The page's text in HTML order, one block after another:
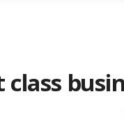
class